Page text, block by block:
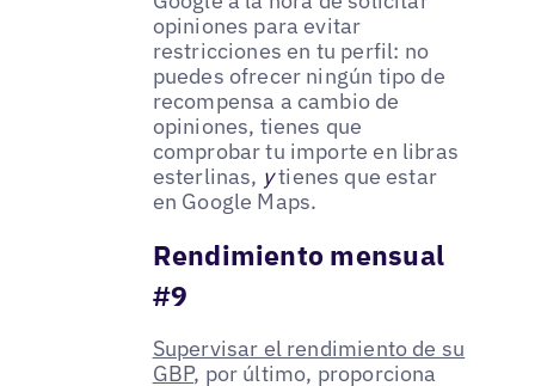
opiniones para evitar
restricciones en tu perfil: no
puedes ofrecer ningún tipo de
recompensa a cambio de
opiniones, tienes que
comprobar tu importe en libras
esterlinas, ytienes que estar
en Google Maps.
Rendimiento mensual
#9
Supervisar el rendimiento de su
GBP, por último, proporciona